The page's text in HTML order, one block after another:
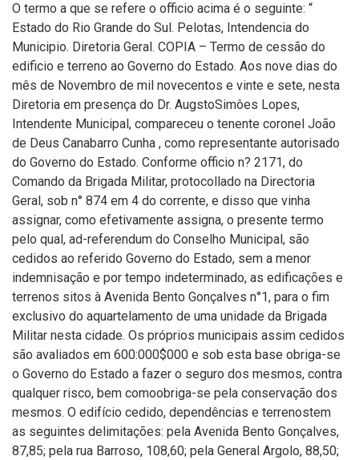
O termo a que se refere o officio acima é o seguinte: “
Estado do Rio Grande do Sul. Pelotas, Intendencia do
Municipio. Diretoria Geral. COPIA – Termo de cessão do
edificio e terreno ao Governo do Estado. Aos nove dias do
mês de Novembro de mil novecentos e vinte e sete, nesta
Diretoria em presença do Dr. AugstoSimôes Lopes,
Intendente Municipal, compareceu o tenente coronel João
de Deus Canabarro Cunha , como representante autorisado
do Governo do Estado. Conforme officio n? 2171, do
Comando da Brigada Militar, protocollado na Directoria
Geral, sob n° 874 em 4 do corrente, e disso que vinha
assignar, como efetivamente assigna, o presente termo
pelo qual, ad-referendum do Conselho Municipal, são
cedidos ao referido Governo do Estado, sem a menor
indemnisação e por tempo indeterminado, as edificações e
terrenos sitos à Avenida Bento Gonçalves n°1, para o fim
exclusivo do aquartelamento de uma unidade da Brigada
Militar nesta cidade. Os próprios municipais assim cedidos
são avaliados em 600:000$000 e sob esta base obriga-se
o Governo do Estado a fazer o seguro dos mesmos, contra
qualquer risco, bem comoobriga-se pela conservação dos
mesmos. O edifício cedido, dependências e terrenostem
as seguintes delimitações: pela Avenida Bento Gonçalves,
87,85; pela rua Barroso, 108,60; pela General Argolo, 88,50;